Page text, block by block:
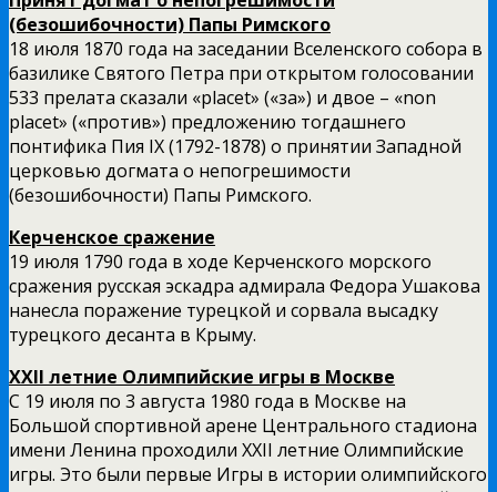
(безошибочности) Папы Римского
18 июля 1870 года на заседании Вселенского собора в
базилике Святого Петра при открытом голосовании
533 прелата сказали «placet» («за») и двое – «non
placet» («против») предложению тогдашнего
понтифика Пия IX (1792-1878) о принятии Западной
церковью догмата о непогрешимости
(безошибочности) Папы Римского.
Керченское сражение
19 июля 1790 года в ходе Керченского морского
сражения русская эскадра адмирала Федора Ушакова
нанесла поражение турецкой и сорвала высадку
турецкого десанта в Крыму.
XXII летние Олимпийские игры в Москве
С 19 июля по 3 августа 1980 года в Москве на
Большой спортивной арене Центрального стадиона
имени Ленина проходили XXII летние Олимпийские
игры. Это были первые Игры в истории олимпийского